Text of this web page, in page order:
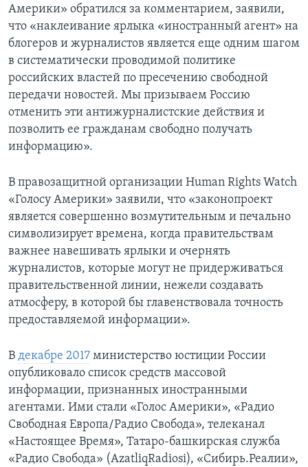
Америки» обратился за комментарием, заявили,
что «наклеивание ярлыка «иностранный агент» на
блогеров и журналистов является еще одним шагом
в систематически проводимой политике
российских властей по пресечению свободной
передачи новостей. Мы призываем Россию
отменить эти антижурналистские действия и
позволить ее гражданам свободно получать
информацию».
В правозащитной организации Human Rights Watch
«Голосу Америки» заявили, что «законопроект
является совершенно возмутительным и печально
символизирует времена, когда правительствам
важнее навешивать ярлыки и очернять
журналистов, которые могут не придерживаться
правительственной линии, нежели создавать
атмосферу, в которой бы главенствовала точность
предоставляемой информации».
В декабре 2017 министерство юстиции России
опубликовало список средств массовой
информации, признанных иностранными
агентами. Ими стали «Голос Америки», «Радио
Свободная Европа/Радио Свобода», телеканал
«Настоящее Время», Татаро-башкирская служба
«Радио Свобода» (AzatliqRadiosi), «Сибирь.Реалии»,